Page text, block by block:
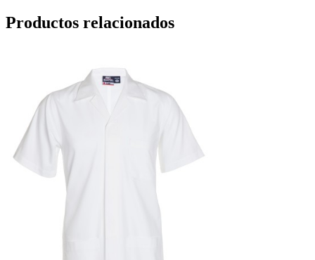
Productos relacionados